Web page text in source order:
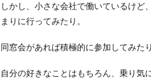
しかし、小さな会社で働いているけど
まりに行ってみたり。
同窓会があれば積極的に参加してみた
自分の好きなことはもちろん、乗り気